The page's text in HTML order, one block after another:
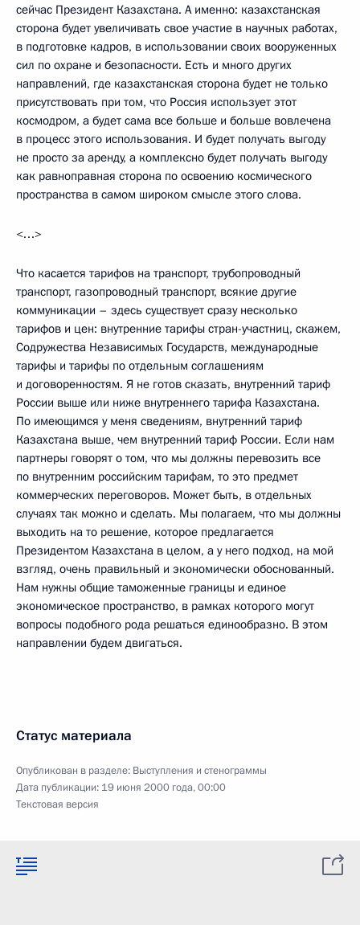
сейчас Президент Казахстана. А именно: казахстанская
сторона будет увеличивать свое участие в научных работах,
в подготовке кадров, в использовании своих вооруженных
сил по охране и безопасности. Есть и много других
направлений, где казахстанская сторона будет не только
присутствовать при том, что Россия использует этот
космодром, а будет сама все больше и больше вовлечена
в процесс этого использования. И будет получать выгоду
не просто за аренду, а комплексно будет получать выгоду
как равноправная сторона по освоению космического
пространства в самом широком смысле этого слова.
<…>
Что касается тарифов на транспорт, трубопроводный
транспорт, газопроводный транспорт, всякие другие
коммуникации – здесь существует сразу несколько
тарифов и цен: внутренние тарифы стран-участниц, скажем,
Содружества Независимых Государств, международные
тарифы и тарифы по отдельным соглашениям
и договоренностям. Я не готов сказать, внутренний тариф
России выше или ниже внутреннего тарифа Казахстана.
По имеющимся у меня сведениям, внутренний тариф
Казахстана выше, чем внутренний тариф России. Если нам
партнеры говорят о том, что мы должны перевозить все
по внутренним российским тарифам, то это предмет
коммерческих переговоров. Может быть, в отдельных
случаях так можно и сделать. Мы полагаем, что мы должны
выходить на то решение, которое предлагается
Президентом Казахстана в целом, а у него подход, на мой
взгляд, очень правильный и экономически обоснованный.
Нам нужны общие таможенные границы и единое
экономическое пространство, в рамках которого могут
вопросы подобного рода решаться единообразно. В этом
направлении будем двигаться.
Статус материала
Опубликован в разделе: Выступления и стенограммы
Дата публикации: 19 июня 2000 года, 00:00
Текстовая версия